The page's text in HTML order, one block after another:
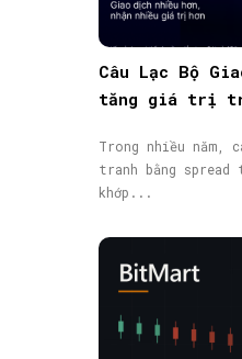
Câu Lạc Bộ
tăng giá trị
Trong nhiều năm,
tranh bằng
khớp...